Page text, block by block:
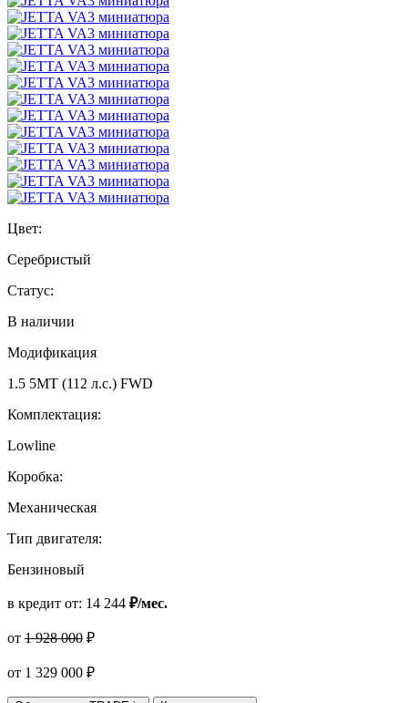
Цвет:
Серебристый
Статус:
В наличии
Модификация
1.5 5MT (112 л.с.) FWD
Комплектация:
Lowline
Коробка:
Механическая
Тип двигателя:
Бензиновый
в кредит от: 14 244 ₽/мес.
от 1 928 000 ₽
от 1 329 000 ₽